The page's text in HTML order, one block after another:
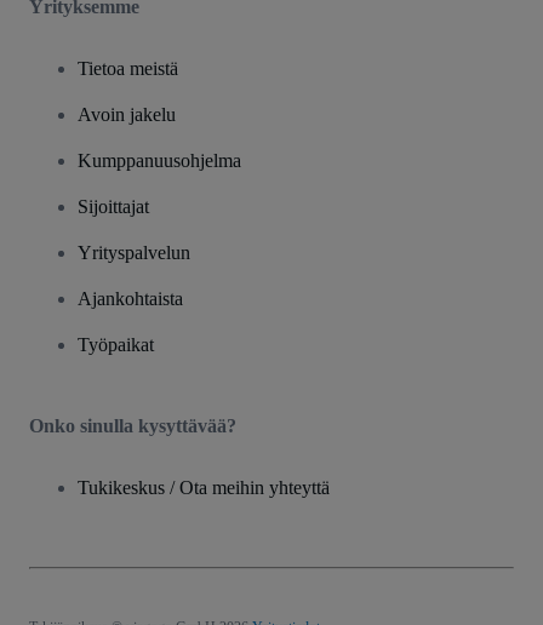
Yrityksemme
Tietoa meistä
Avoin jakelu
Kumppanuusohjelma
Sijoittajat
Yrityspalvelun
Ajankohtaista
Työpaikat
Onko sinulla kysyttävää?
Tukikeskus / Ota meihin yhteyttä